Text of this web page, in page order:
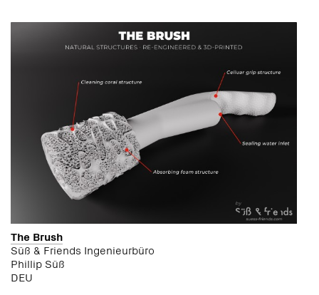
The Brush
Süß & Friends Ingenieurbüro
Phillip Süß
DEU